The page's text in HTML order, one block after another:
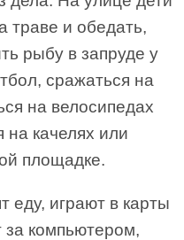
траве и обедать,
рыбу в запруде у
сражаться на
на велосипедах
на качелях или
площадке.
еду, играют в карты
компьютером,